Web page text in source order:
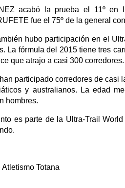
acabó la prueba el 11º
fue el 75º de la general
hubo participación en el
La fórmula del 2015 tiene tres
que atrajo a casi 300 corredores.
participado corredores de
y australianos. La edad
hombres.
es parte de la Ultra-Trail
Totana